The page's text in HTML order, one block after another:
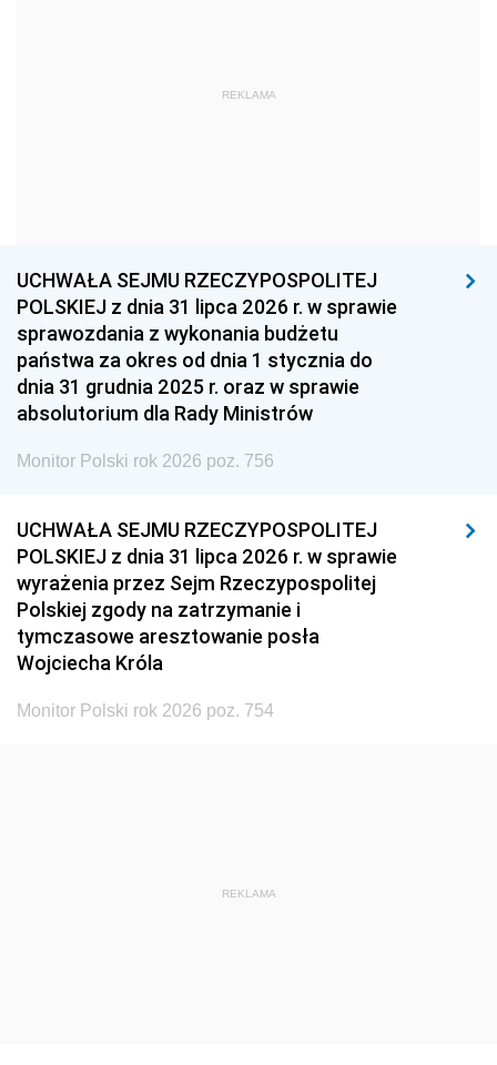
1959
1939 1938 1937
1936 1930
REKLAMA
UCHWAŁA SEJMU RZECZYPOSPOLITEJ
POLSKIEJ z dnia 31 lipca 2026 r. w sprawie
sprawozdania z wykonania budżetu
państwa za okres od dnia 1 stycznia do
dnia 31 grudnia 2025 r. oraz w sprawie
absolutorium dla Rady Ministrów
Monitor Polski rok 2026 poz. 756
UCHWAŁA SEJMU RZECZYPOSPOLITEJ
POLSKIEJ z dnia 31 lipca 2026 r. w sprawie
wyrażenia przez Sejm Rzeczypospolitej
Polskiej zgody na zatrzymanie i
tymczasowe aresztowanie posła
Wojciecha Króla
Monitor Polski rok 2026 poz. 754
REKLAMA